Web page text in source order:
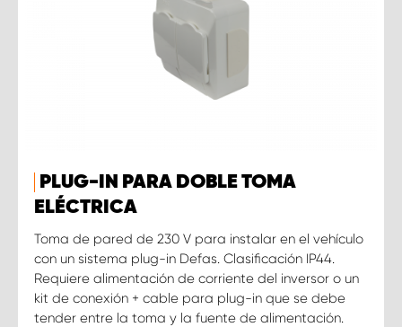
PLUG-IN PARA DOBLE TOMA
ELÉCTRICA
Toma de pared de 230 V para instalar en el vehículo
con un sistema plug-in Defas. Clasificación IP44.
Requiere alimentación de corriente del inversor o un
kit de conexión + cable para plug-in que se debe
tender entre la toma y la fuente de alimentación.